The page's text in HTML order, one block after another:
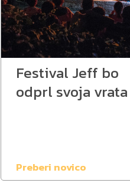
Festival Jeff bo
odprl svoja vrata
Preberi novico